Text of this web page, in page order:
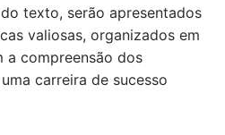
texto, serão apresentados
valiosas, organizados em
a compreensão dos
carreira de sucesso